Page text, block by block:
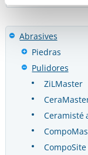
Abrasives
Piedras
Pulidores
ZiLMaster
Ceramisté